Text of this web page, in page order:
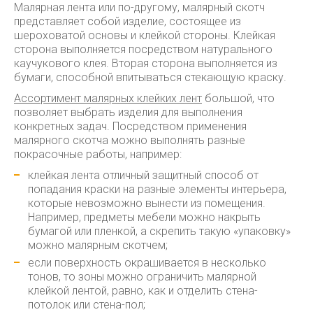
Малярная лента или по-другому, малярный скотч
представляет собой изделие, состоящее из
шероховатой основы и клейкой стороны. Клейкая
сторона выполняется посредством натурального
каучукового клея. Вторая сторона выполняется из
бумаги, способной впитываться стекающую краску.
Ассортимент малярных клейких лент большой, что
позволяет выбрать изделия для выполнения
конкретных задач. Посредством применения
малярного скотча можно выполнять разные
покрасочные работы, например:
клейкая лента отличный защитный способ от
попадания краски на разные элементы интерьера,
которые невозможно вынести из помещения.
Например, предметы мебели можно накрыть
бумагой или пленкой, а скрепить такую «упаковку»
можно малярным скотчем;
если поверхность окрашивается в несколько
тонов, то зоны можно ограничить малярной
клейкой лентой, равно, как и отделить стена-
потолок или стена-пол;